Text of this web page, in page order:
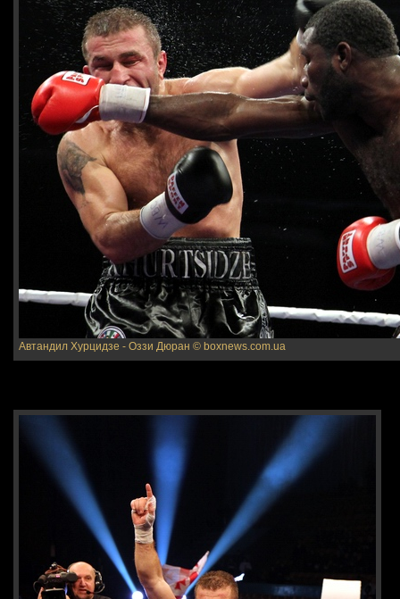
Автандил Хурцидзе - Оззи Дюран © boxnews.com.ua